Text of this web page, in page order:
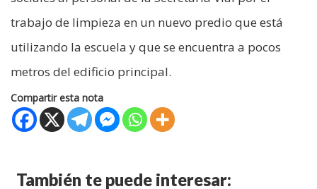
trabajo de limpieza en un nuevo predio que está
utilizando la escuela y que se encuentra a pocos
metros del edificio principal.
Compartir esta nota
También te puede interesar: